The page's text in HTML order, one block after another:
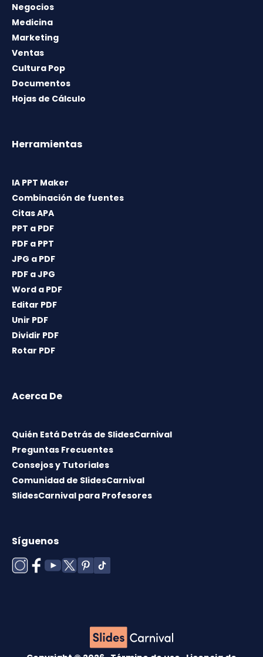
Negocios
Medicina
Marketing
Ventas
Cultura Pop
Documentos
Hojas de Cálculo
Herramientas
IA PPT Maker
Combinación de fuentes
Citas APA
PPT a PDF
PDF a PPT
JPG a PDF
PDF a JPG
Word a PDF
Editar PDF
Unir PDF
Dividir PDF
Rotar PDF
Acerca De
Quién Está Detrás de SlidesCarnival
Preguntas Frecuentes
Consejos y Tutoriales
Comunidad de SlidesCarnival
SlidesCarnival para Profesores
Síguenos